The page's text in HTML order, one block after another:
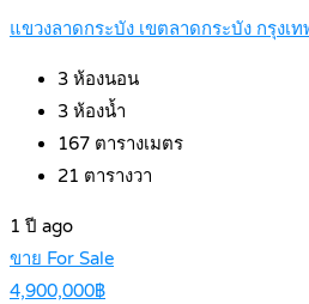
แขวงลาดกระบัง เขตลาดกระบัง กรุงเ
3 ห้องนอน
3 ห้องน้ำ
167 ตารางเมตร
21 ตารางวา
1 ปี ago
ขาย For Sale
4,900,000฿